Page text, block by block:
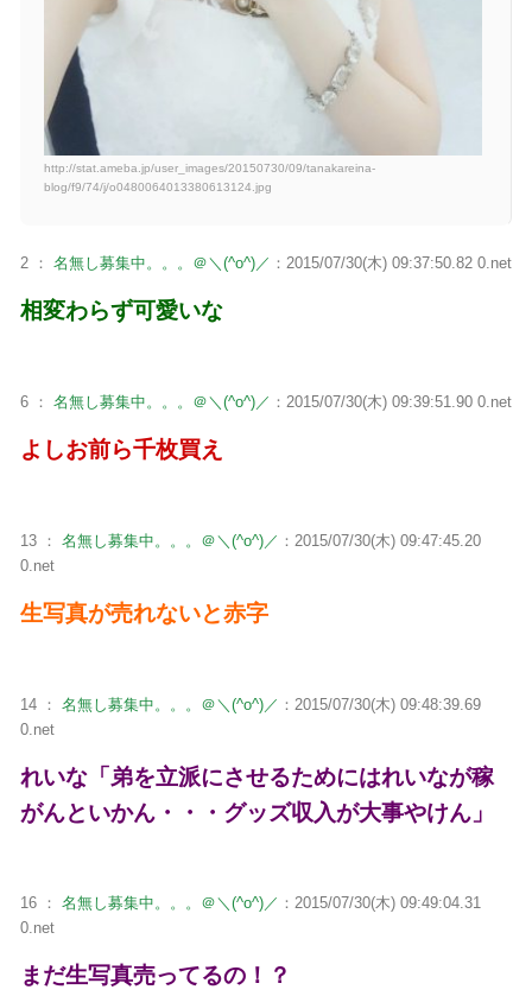
http://stat.ameba.jp/user_images/20150730/09/tanakareina-
blog/f9/74/j/o0480064013380613124.jpg
2 ： 名無し募集中。。。＠＼(^o^)／ ：2015/07/30(木) 09:37:50.82 0.net
相変わらず可愛いな
6 ： 名無し募集中。。。＠＼(^o^)／ ：2015/07/30(木) 09:39:51.90 0.net
よしお前ら千枚買え
13 ： 名無し募集中。。。＠＼(^o^)／ ：2015/07/30(木) 09:47:45.20
0.net
生写真が売れないと赤字
14 ： 名無し募集中。。。＠＼(^o^)／ ：2015/07/30(木) 09:48:39.69
0.net
れいな「弟を立派にさせるためにはれいなが稼
がんといかん・・・グッズ収入が大事やけん」
16 ： 名無し募集中。。。＠＼(^o^)／ ：2015/07/30(木) 09:49:04.31
0.net
まだ生写真売ってるの！？